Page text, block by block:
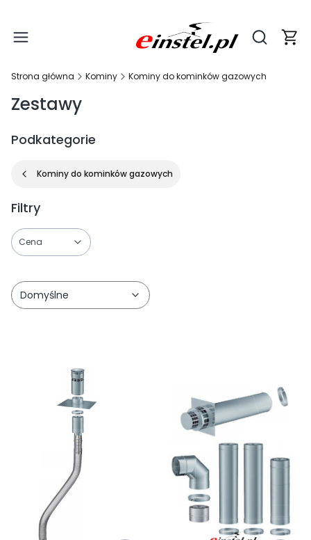
Otwórz
Strona główna Kominy Kominy do kominków gazowych
Zestawy
Podkategorie
Kominy do kominków gazowych
Filtry
Cena
Domyślne